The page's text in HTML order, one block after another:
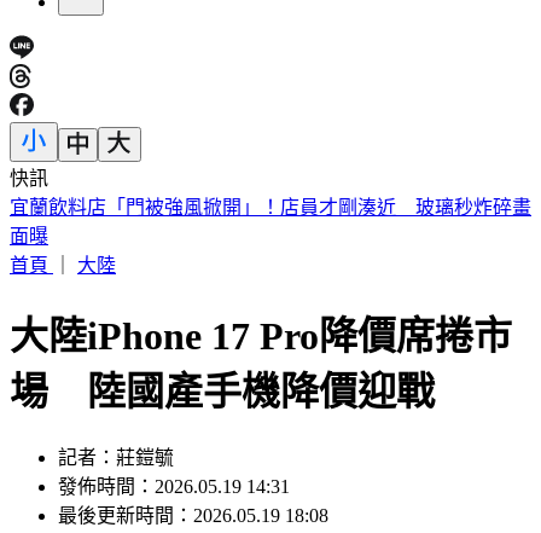
快訊
載板族群7月淪重災區！專家長線仍看好 曝「攤平加碼時
機」
首頁
大陸
大陸iPhone 17 Pro降價席捲市
場 陸國產手機降價迎戰
記者：莊鎧毓
發佈時間：2026.05.19 14:31
最後更新時間：2026.05.19 18:08